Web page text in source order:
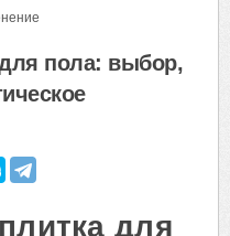
пола: выбор,
для